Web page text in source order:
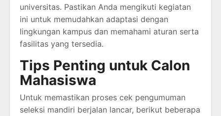
universitas. Pastikan Anda mengikuti kegiatan
ini untuk memudahkan adaptasi dengan
lingkungan kampus dan memahami aturan serta
fasilitas yang tersedia.
Tips Penting untuk Calon
Mahasiswa
Untuk memastikan proses cek pengumuman
seleksi mandiri berjalan lancar, berikut beberapa